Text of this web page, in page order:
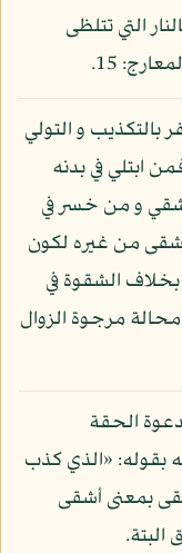
التي تتلظى
15.
بالتكذيب و التولي
ابتلي في بدنه
شقي و من خسر في
من غيره لكون
الشقوة في
مرجوة الزوال
الحقة
بقوله: «الذي كذب
بمعنى أشقى